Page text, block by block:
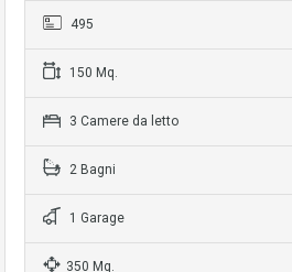
495
150 Mq.
3 Camere da letto
2 Bagni
1 Garage
350 Mq.